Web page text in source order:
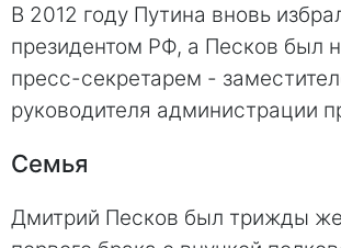
В 2012 году Путина вновь
президентом РФ, а Песков был
пресс-секретарем -
руководителя администрации
Семья
Дмитрий Песков был трижды